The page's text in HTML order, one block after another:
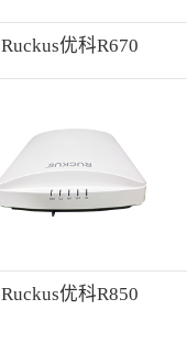
Ruckus优科R670
Ruckus优科R850